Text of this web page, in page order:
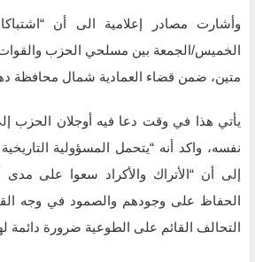
وأشارت مصادر إعلامية الى أن
الخميس/الجمعة بين مسلحي الحزب
متين، ضمن قضاء العمادية شمال محافظة
يأتي هذا في وقت دعا فيه أوجلان الحزب
نفسه، واكد أنه “يتحمل المسؤولية
إلى أن “الأتراك والأكراد سعوا على
الحفاظ على وجودهم والصمود في وجه
التحالف القائم على الطوعية ضرورة دائمة